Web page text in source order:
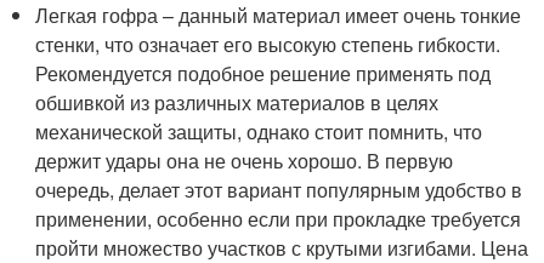
Легкая гофра – данный материал имеет очень тонкие
стенки, что означает его высокую степень гибкости.
Рекомендуется подобное решение применять под
обшивкой из различных материалов в целях
механической защиты, однако стоит помнить, что
держит удары она не очень хорошо. В первую
очередь, делает этот вариант популярным удобство в
применении, особенно если при прокладке требуется
пройти множество участков с крутыми изгибами. Цена